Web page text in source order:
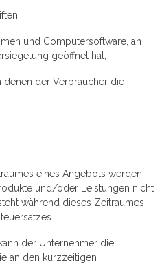
und Computersoftware, an
geöffnet hat;
denen der Verbraucher die
eines Angebots werden
und/oder Leistungen nicht
während dieses Zeitraumes
der Unternehmer die
an den kurzzeitigen